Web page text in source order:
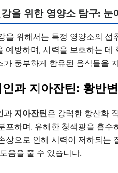
을 위한 영양소 탐구:
을 위해서는 특정 영양소의
예방하며, 시력을 보호하는 데
가 풍부하게 함유된 음식들을
과 지아잔틴: 황반
과 지아잔틴은 강력한 항산화
포하며, 유해한 청색광을 흡
상으로 인해 시력이 저하되는
움을 줄 수 있습니다.